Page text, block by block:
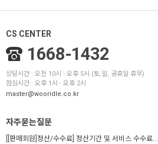
CS CENTER
1668-1432
상담시간 : 오전 10시 - 오후 5시 (토,일, 공휴일 휴무)
점심시간 : 오후 1시 - 오후 2시
master@wooridle.co.kr
자주묻는질문
[[판매회원]정산/수수료] 정산기간 및 서비스 수수료...